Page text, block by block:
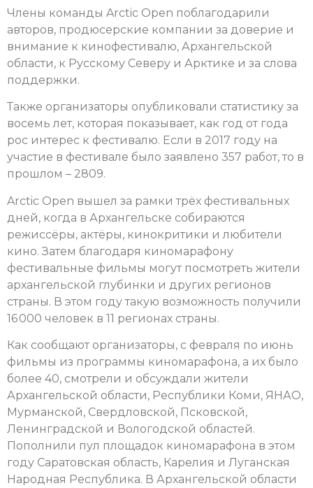
Члены команды Arctic Оpen поблагодарили
авторов, продюсерские компании за доверие и
внимание к кинофестивалю, Архангельской
области, к Русскому Северу и Арктике и за слова
поддержки.
Также организаторы опубликовали статистику за
восемь лет, которая показывает, как год от года
рос интерес к фестивалю. Если в 2017 году на
участие в фестивале было заявлено 357 работ, то в
прошлом – 2809.
Arctic Оpen вышел за рамки трёх фестивальных
дней, когда в Архангельске собираются
режиссёры, актёры, кинокритики и любители
кино. Затем благодаря киномарафону
фестивальные фильмы могут посмотреть жители
архангельской глубинки и других регионов
страны. В этом году такую возможность получили
16 000 человек в 11 регионах страны.
Как сообщают организаторы, с февраля по июнь
фильмы из программы киномарафона, а их было
более 40, смотрели и обсуждали жители
Архангельской области, Республики Коми, ЯНАО,
Мурманской, Свердловской, Псковской,
Ленинградской и Вологодской областей.
Пополнили пул площадок киномарафона в этом
году Саратовская область, Карелия и Луганская
Народная Республика. В Архангельской области